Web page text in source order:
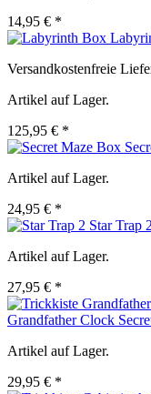
14,95 € *
Versandkostenfreie
Artikel auf Lager.
125,95 € *
Artikel auf Lager.
24,95 € *
Star Trap 2
Artikel auf Lager.
27,95 € *
Grandfather Clock
Artikel auf Lager.
29,95 € *